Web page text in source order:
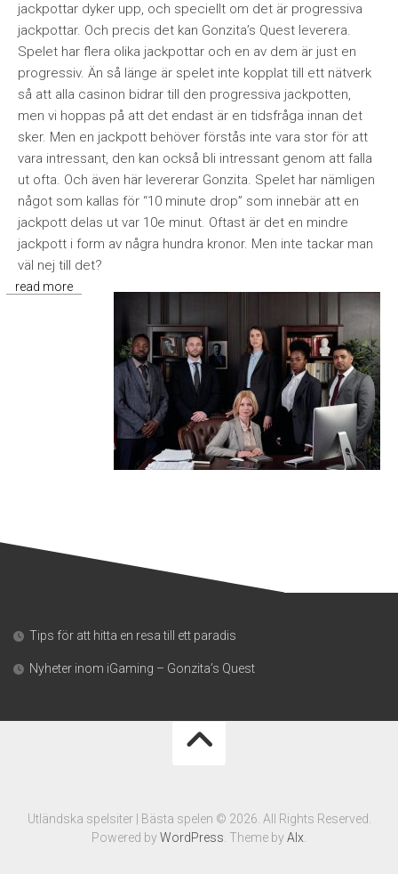
jackpottar dyker upp, och speciellt om det är progressiva
jackpottar. Och precis det kan Gonzita’s Quest leverera.
Spelet har flera olika jackpottar och en av dem är just en
progressiv. Än så länge är spelet inte kopplat till ett nätverk
så att alla casinon bidrar till den progressiva jackpotten,
men vi hoppas på att det endast är en tidsfråga innan det
sker. Men en jackpott behöver förstås inte vara stor för att
vara intressant, den kan också bli intressant genom att falla
ut ofta. Och även här levererar Gonzita. Spelet har nämligen
något som kallas för “10 minute drop” som innebär att en
jackpott delas ut var 10e minut. Oftast är det en mindre
jackpott i form av några hundra kronor. Men inte tackar man
väl nej till det?
read more
Tips för att hitta en resa till ett paradis
Nyheter inom iGaming – Gonzita’s Quest
Utländska spelsiter | Bästa spelen © 2026. All Rights Reserved.
Powered byWordPress . Theme byAlx